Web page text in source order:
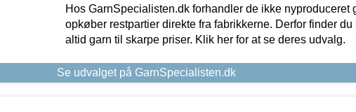
Hos GarnSpecialisten.dk forhandler de ikke nyproduceret
opkøber restpartier direkte fra fabrikkerne. Derfor finder du
altid garn til skarpe priser. Klik her for at se deres udvalg.
Se udvalget på GarnSpecialisten.dk